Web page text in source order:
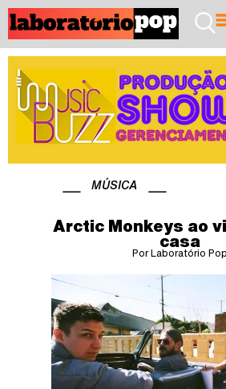
MÚSICA
Arctic Monkeys ao
casa
Por Laboratório Pop